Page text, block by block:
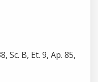
Sc. B, Et. 9, Ap. 85,